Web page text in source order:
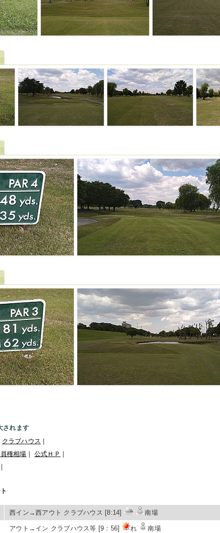
されます
クラブハウス
権相場 公式ＨＰ
西イン→西アウト クラブハウス [8:14] 南場
アウト→イン クラブハウス等 [9：56] れ 南場